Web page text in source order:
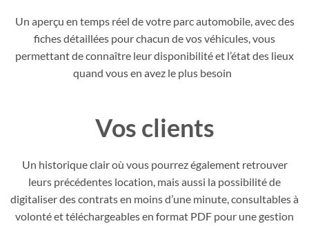
Un aperçu en temps réel de votre parc automobile, avec des
fiches détaillées pour chacun de vos véhicules, vous
permettant de connaître leur disponibilité et l’état des lieux
quand vous en avez le plus besoin
Vos clients
Un historique clair où vous pourrez également retrouver
leurs précédentes location, mais aussi la possibilité de
digitaliser des contrats en moins d’une minute, consultables à
volonté et téléchargeables en format PDF pour une gestion